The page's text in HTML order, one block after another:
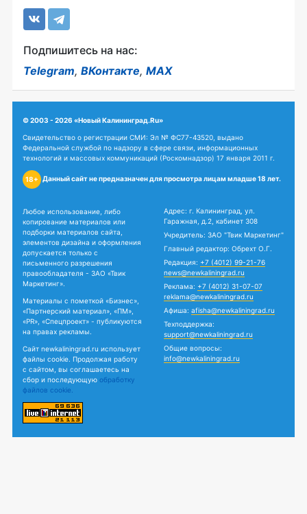
Подпишитесь на нас:
Telegram, ВКонтакте, MAX
© 2003 - 2026 «Новый Калининград.Ru»
Свидетельство о регистрации СМИ: Эл № ФС77-43520, выдано
Федеральной службой по надзору в сфере связи, информационных
технологий и массовых коммуникаций (Роскомнадзор) 17 января 2011 г.
18+ Данный сайт не предназначен для просмотра лицам младше 18 лет.
Любое использование, либо
копирование материалов или
подборки материалов сайта,
элементов дизайна и оформления
допускается только с
письменного разрешения
правообладателя - ЗАО «Твик
Маркетинг».
Материалы с пометкой «Бизнес»,
«Партнерский материал», «ПМ»,
«PR», «Спецпроект» - публикуются
на правах рекламы.
Сайт newkaliningrad.ru использует
файлы cookie. Продолжая работу
с сайтом, вы соглашаетесь на
сбор и последующую обработку
файлов cookie.
Адрес: г. Калининград, ул.
Гаражная, д.2, кабинет 308
Учредитель: ЗАО "Твик Маркетинг"
Главный редактор: Обрехт О.Г.
Редакция: +7 (4012) 99-21-76
news@newkaliningrad.ru
Реклама: +7 (4012) 31-07-07
reklama@newkaliningrad.ru
Афиша: afisha@newkaliningrad.ru
Техподдержка:
support@newkaliningrad.ru
Общие вопросы:
info@newkaliningrad.ru